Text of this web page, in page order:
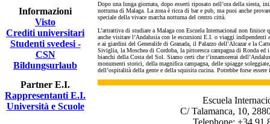
Informazioni
Visto
Crediti universitari
Studenti svedesi -
CSN
Bildungsurlaub
Partner E.I.
Rappresentanti E.I.
Università e Scuole
Dopo una lunga giornata, dopo esserti riposato nell’ora della siesta,
notturna di Malaga. La zona è ricca di bar e pub, ma puoi anche
speciale della vivace marcha notturna del centro città.
L’attrattiva di studiare a Malaga con Escuela Internacional non finisce
anche visitare l’Andalusia con le escursioni E.I. o viaggi indipendenti
e ai giardini del Generalife di Granada, il Palazzo dell’Alcazar e la
Siviglia, la Moschea di Cordoba, la pittoresca campagna di Ronda ed
bianchi della Costa del Sol. Siamo certi che t’innamorerai
monumenti storici, della magnifica campagna, delle spiagge soleggiate,
dell’ospitalità della gente e della squisita cucina. Potrebbe forse
Escuela
C/ Talamanca, 10,
Telephone: +34 91